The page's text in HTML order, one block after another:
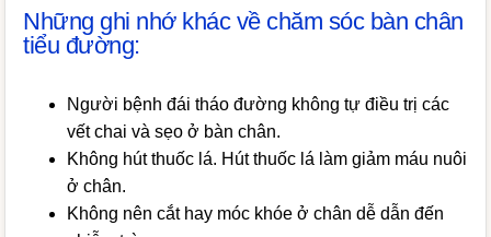
Những ghi nhớ khác về chăm sóc bàn chân
tiểu đường:
Người bệnh đái tháo đường không tự điều trị các
vết chai và sẹo ở bàn chân.
Không hút thuốc lá. Hút thuốc lá làm giảm máu nuôi
ở chân.
Không nên cắt hay móc khóe ở chân dễ dẫn đến